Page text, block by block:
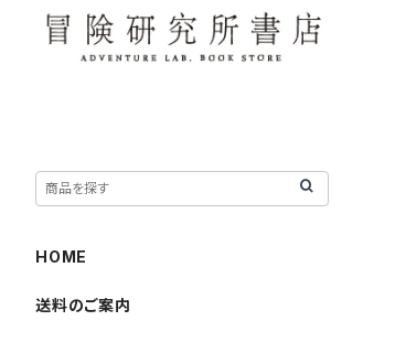
HOME
送料のご案内